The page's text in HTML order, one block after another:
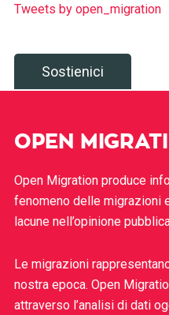
Tweets by open_migration
Sostienici
OPEN
Open Migration produce
fenomeno delle migrazioni
lacune nell’opinione
Le migrazioni
nostra epoca. Open
attraverso l’analisi di dati